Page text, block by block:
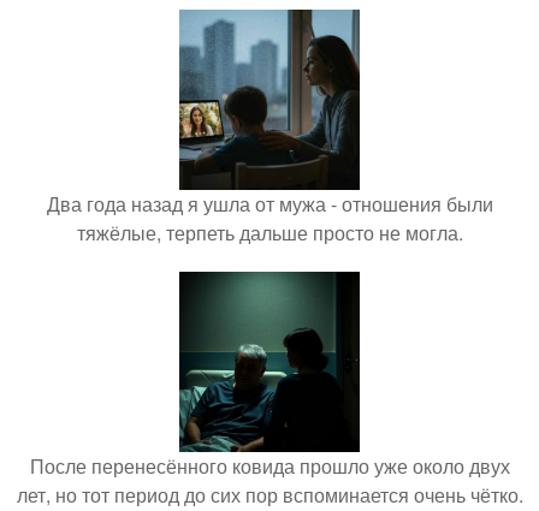
Два года назад я ушла от мужа - отношения были
тяжёлые, терпеть дальше просто не могла.
После перенесённого ковида прошло уже около двух
лет, но тот период до сих пор вспоминается очень чётко.